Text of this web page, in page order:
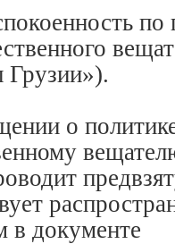
о
в документе